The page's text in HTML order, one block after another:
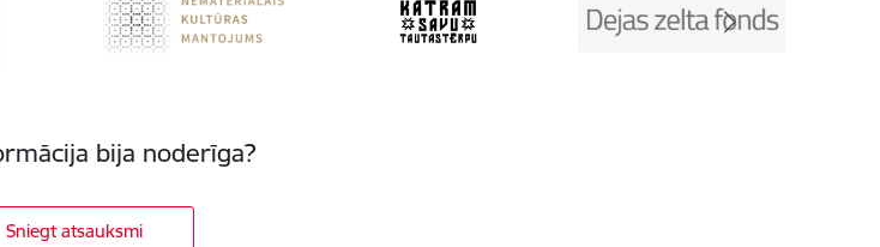
bija noderīga?
Sniegt atsauksmi